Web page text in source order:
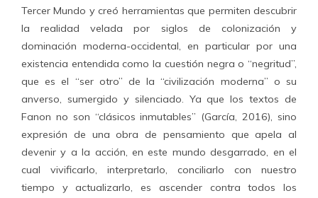
Tercer Mundo y creó herramientas que permiten descubrir
la realidad velada por siglos de colonización y
dominación moderna-occidental, en particular por una
existencia entendida como la cuestión negra o “negritud”,
que es el “ser otro” de la “civilización moderna” o su
anverso, sumergido y silenciado. Ya que los textos de
Fanon no son “clásicos inmutables” (García, 2016), sino
expresión de una obra de pensamiento que apela al
devenir y a la acción, en este mundo desgarrado, en el
cual vivificarlo, interpretarlo, conciliarlo con nuestro
tiempo y actualizarlo, es ascender contra todos los